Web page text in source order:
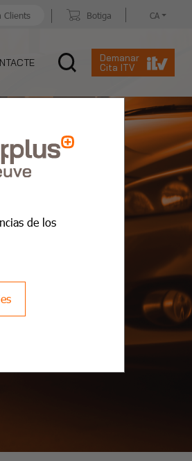
Clients Botiga CA
Demanar
Cita ITV
de los